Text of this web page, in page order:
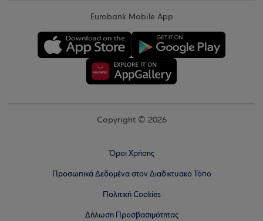
Eurobank Mobile App
Copyright © 2026
Όροι Χρήσης
Προσωπικά Δεδομένα στον Διαδικτυακό Τόπο
Πολιτική Cookies
Δήλωση Προσβασιμότητας